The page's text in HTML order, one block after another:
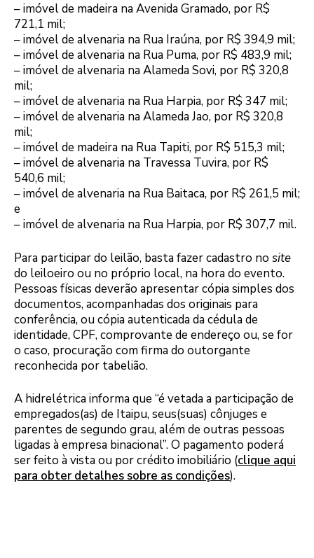
– imóvel de madeira na Avenida Gramado, por R$
721,1 mil;
– imóvel de alvenaria na Rua Iraúna, por R$ 394,9 mil;
– imóvel de alvenaria na Rua Puma, por R$ 483,9 mil;
– imóvel de alvenaria na Alameda Sovi, por R$ 320,8
mil;
– imóvel de alvenaria na Rua Harpia, por R$ 347 mil;
– imóvel de alvenaria na Alameda Jao, por R$ 320,8
mil;
– imóvel de madeira na Rua Tapiti, por R$ 515,3 mil;
– imóvel de alvenaria na Travessa Tuvira, por R$
540,6 mil;
– imóvel de alvenaria na Rua Baitaca, por R$ 261,5 mil;
e
– imóvel de alvenaria na Rua Harpia, por R$ 307,7 mil.
Para participar do leilão, basta fazer cadastro no site
do leiloeiro ou no próprio local, na hora do evento.
Pessoas físicas deverão apresentar cópia simples dos
documentos, acompanhadas dos originais para
conferência, ou cópia autenticada da cédula de
identidade, CPF, comprovante de endereço ou, se for
o caso, procuração com firma do outorgante
reconhecida por tabelião.
A hidrelétrica informa que “é vetada a participação de
empregados(as) de Itaipu, seus(suas) cônjuges e
parentes de segundo grau, além de outras pessoas
ligadas à empresa binacional”. O pagamento poderá
ser feito à vista ou por crédito imobiliário (clique aqui
para obter detalhes sobre as condições).